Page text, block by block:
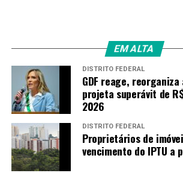
EM ALTA
DISTRITO FEDERAL
GDF reage,
projeta superávit de
2026
DISTRITO FEDERAL
Proprietários de
vencimento do IPTU a